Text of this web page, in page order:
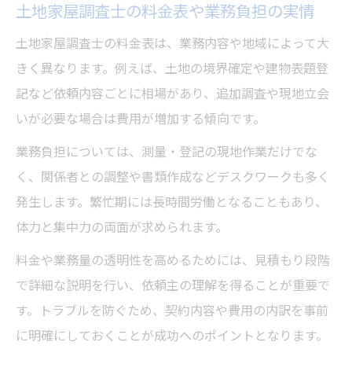
土地家屋調査士の料金表や業務負担の実情
土地家屋調査士の料金表は、業務内容や地域によって大
きく異なります。例えば、土地の境界確定や建物表題登
記など依頼内容ごとに相場があり、追加調査や現地立会
いが必要な場合は費用が増加する傾向です。
業務負担については、測量・登記の現地作業だけでな
く、関係者との調整や書類作成などデスクワークも多く
発生します。繁忙期には長時間労働となることもあり、
体力と集中力の両面が求められます。
料金や業務量の透明性を高めるためには、見積もり段階
で詳細な説明を行い、依頼主の理解を得ることが重要で
す。トラブルを防ぐため、契約内容や費用の内訳を事前
に明確にしておくことが成功へのポイントとなります。